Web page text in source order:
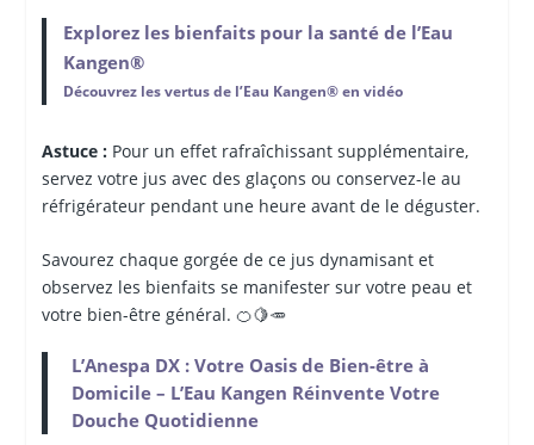
Explorez les bienfaits pour la santé de l’Eau
Kangen®
Découvrez les vertus de l’Eau Kangen® en vidéo
Astuce :Pour un effet rafraîchissant supplémentaire,
servez votre jus avec des glaçons ou conservez-le au
réfrigérateur pendant une heure avant de le déguster.
Savourez chaque gorgée de ce jus dynamisant et
observez les bienfaits se manifester sur votre peau et
votre bien-être général. 🍊🍋🥕
L’Anespa DX : Votre Oasis de Bien-être à
Domicile – L’Eau Kangen Réinvente Votre
Douche Quotidienne